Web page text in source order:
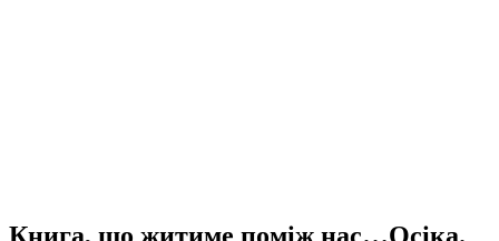
Книга, що житиме поміж нас…Осіка.